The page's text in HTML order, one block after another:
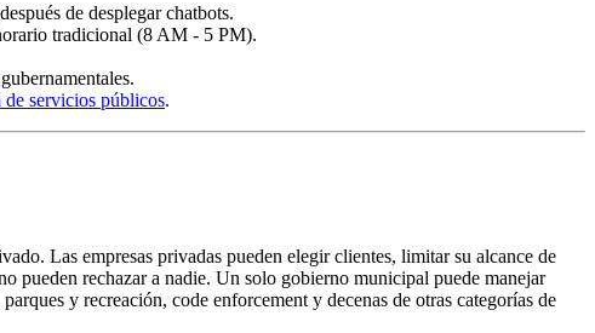
de desplegar chatbots.
tradicional (8 AM - 5 PM).
servicios públicos.
Las empresas privadas pueden elegir clientes, limitar su alcance de
pueden rechazar a nadie. Un solo gobierno municipal puede manejar
y recreación, code enforcement y decenas de otras categorías de